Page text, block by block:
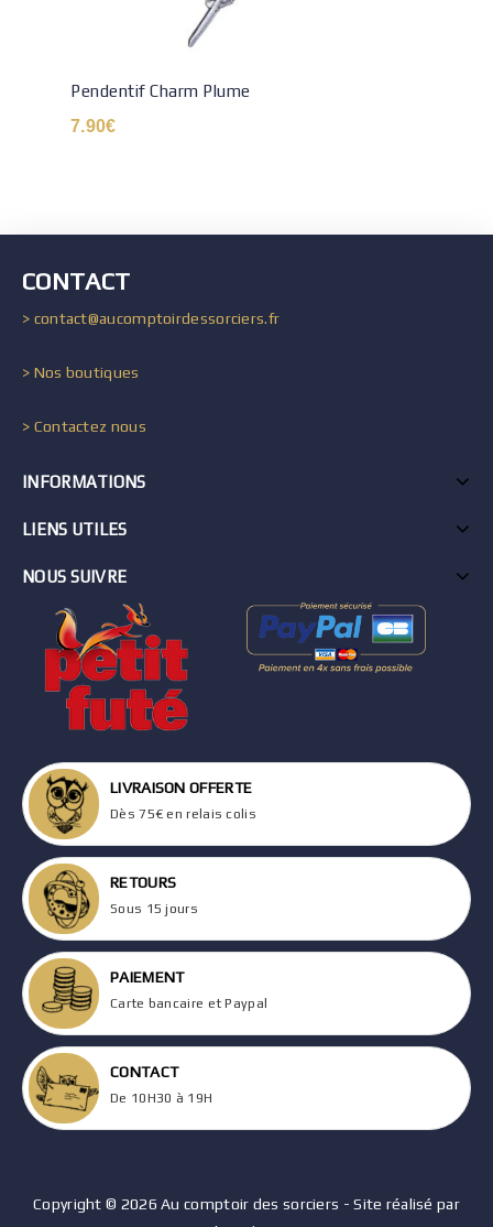
Pendentif Charm Plume
7.90€
CONTACT
> contact@aucomptoirdessorciers.fr
> Nos boutiques
> Contactez nous
INFORMATIONS
LIENS UTILES
NOUS SUIVRE
LIVRAISON OFFERTE
Dès 75€ en relais colis
RETOURS
Sous 15 jours
PAIEMENT
Carte bancaire et Paypal
CONTACT
De 10H30 à 19H
Copyright © 2026 Au comptoir des sorciers - Site réalisé par